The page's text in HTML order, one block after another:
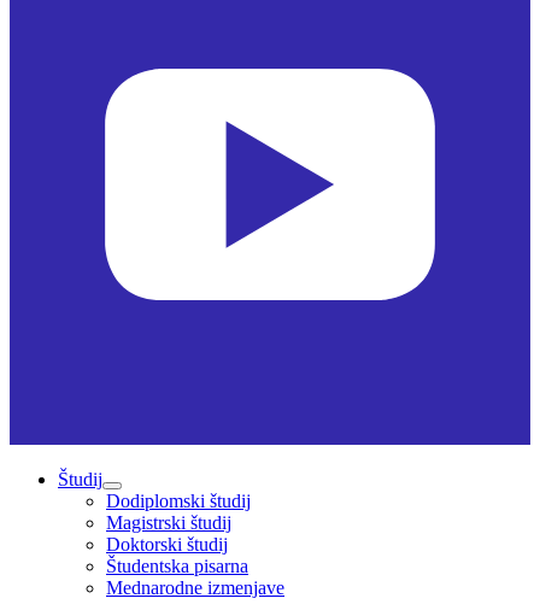
Študij
Dodiplomski študij
Magistrski študij
Doktorski študij
Študentska pisarna
Mednarodne izmenjave